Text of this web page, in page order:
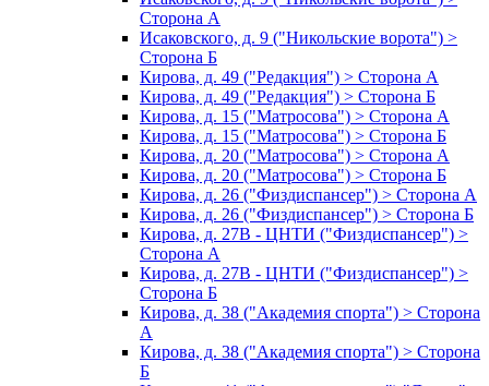
Сторона А
Исаковского, д. 9 ("Никольские ворота") >
Сторона Б
Кирова, д. 49 ("Редакция") > Сторона А
Кирова, д. 49 ("Редакция") > Сторона Б
Кирова, д. 15 ("Матросова") > Сторона А
Кирова, д. 15 ("Матросова") > Сторона Б
Кирова, д. 20 ("Матросова") > Сторона А
Кирова, д. 20 ("Матросова") > Сторона Б
Кирова, д. 26 ("Физдиспансер") > Сторона А
Кирова, д. 26 ("Физдиспансер") > Сторона Б
Кирова, д. 27В - ЦНТИ ("Физдиспансер") >
Сторона А
Кирова, д. 27В - ЦНТИ ("Физдиспансер") >
Сторона Б
Кирова, д. 38 ("Академия спорта") > Сторона
А
Кирова, д. 38 ("Академия спорта") > Сторона
Б